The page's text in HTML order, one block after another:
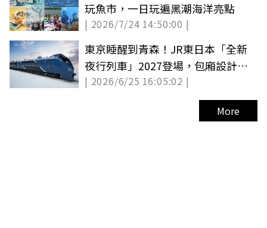
玩魚市，一日玩遍黑潮海洋亮點
| 2026/7/24 14:50:00 |
東京睡醒到青森！JR東日本「全新
夜行列車」2027登場，包廂設計搶
先看
| 2026/6/25 16:05:02 |
More